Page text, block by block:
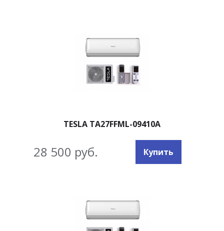
TESLA TA27FFML-09410A
28 500 руб. Купить